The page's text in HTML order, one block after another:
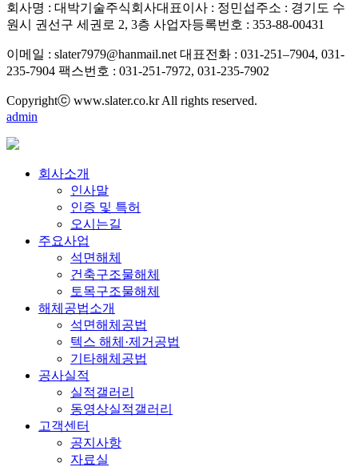
회사명 : 대박기술주식회사대표이사 : 정민섭주소 : 경기도 수
원시 권선구 세권로 2, 3층 사업자등록번호 : 353-88-00431
이메일 : slater7979@hanmail.net대표전화 : 031-251–7904, 031-
235-7904 팩스번호 : 031-251-7972, 031-235-7902
Copyrightⓒ www.slater.co.kr All rights reserved.
admin
회사소개
인사말
인증 및 특허
오시는길
주요사업
석면해체
건축구조물해체
토목구조물해체
해체공법소개
석면해체공법
텍스 해체·제거공법
기타해체공법
공사실적
실적갤러리
동영상실적갤러리
고객센터
공지사항
자료실